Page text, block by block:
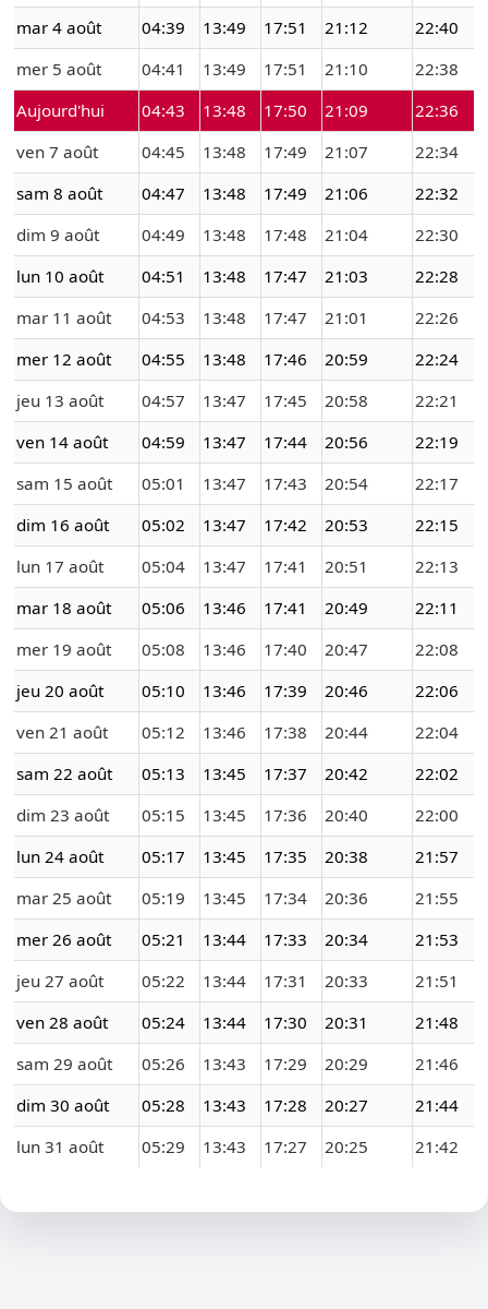
mar 4 août 04:39 13:49 17:51 21:12
22:40
mer 5 août
04:41 13:49 17:51 21:10
22:38
Aujourd'hui
04:43 13:48 17:50 21:09
22:36
ven 7 août
04:45 13:48 17:49 21:07
22:34
sam 8 août
04:47 13:48 17:49 21:06
22:32
dim 9 août
04:49 13:48 17:48 21:04
22:30
lun 10 août
04:51 13:48 17:47 21:03
22:28
mar 11 août
04:53 13:48 17:47 21:01
22:26
mer 12 août
04:55 13:48 17:46 20:59
22:24
jeu 13 août
04:57 13:47 17:45 20:58
22:21
ven 14 août
04:59 13:47 17:44 20:56
22:19
sam 15 août
05:01 13:47 17:43 20:54
22:17
dim 16 août
05:02 13:47 17:42 20:53
22:15
lun 17 août
05:04 13:47 17:41 20:51
22:13
mar 18 août
05:06 13:46 17:41 20:49
22:11
mer 19 août
05:08 13:46 17:40 20:47
22:08
jeu 20 août
05:10 13:46 17:39 20:46
22:06
ven 21 août
05:12 13:46 17:38 20:44
22:04
sam 22 août
05:13 13:45 17:37 20:42
22:02
dim 23 août
05:15 13:45 17:36 20:40
22:00
lun 24 août
05:17 13:45 17:35 20:38
21:57
mar 25 août
05:19 13:45 17:34 20:36
21:55
mer 26 août
05:21 13:44 17:33 20:34
21:53
jeu 27 août
05:22 13:44 17:31 20:33
21:51
ven 28 août
05:24 13:44 17:30 20:31
21:48
sam 29 août
05:26 13:43 17:29 20:29
21:46
dim 30 août
05:28 13:43 17:28 20:27
21:44
lun 31 août
05:29 13:43 17:27 20:25 21:42